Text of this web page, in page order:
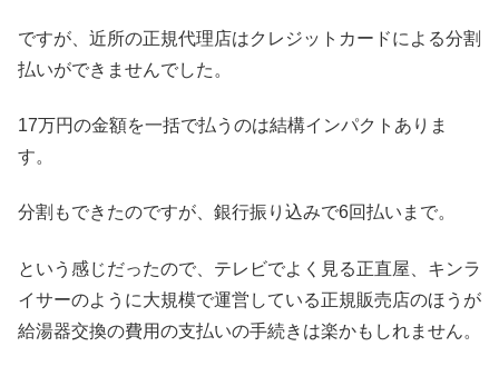
ですが、近所の正規代理店はクレジットカードによる分割
払いができませんでした。
17万円の金額を一括で払うのは結構インパクトありま
す。
分割もできたのですが、銀行振り込みで6回払いまで。
という感じだったので、テレビでよく見る正直屋、キンラ
イサーのように大規模で運営している正規販売店のほうが
給湯器交換の費用の支払いの手続きは楽かもしれません。